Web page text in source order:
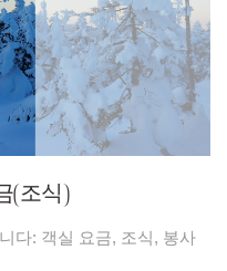
(조식)
다: 객실 요금, 조식, 봉사